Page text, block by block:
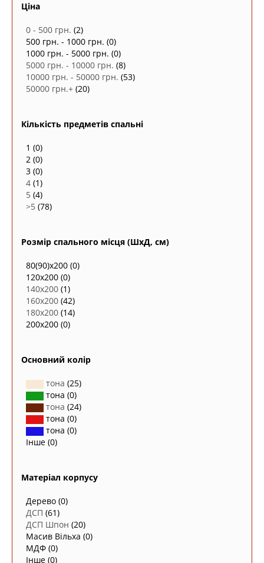
Ціна
0 - 500 грн. (2)
500 грн. - 1000 грн. (0)
1000 грн. - 5000 грн. (0)
5000 грн. - 10000 грн. (8)
10000 грн. - 50000 грн. (53)
50000 грн.+ (20)
Кількість предметів спальні
1 (0)
2 (0)
3 (0)
4 (1)
5 (4)
>5 (78)
Розмір спального місця (ШxД, см)
80(90)х200 (0)
120x200 (0)
140х200 (1)
160х200 (42)
180х200 (14)
200х200 (0)
Основний колір
тона (25)
тона (0)
тона (24)
тона (0)
тона (0)
Інше (0)
Матеріал корпусу
Дерево (0)
ДСП (61)
ДСП Шпон (20)
Масив Вільха (0)
МДФ (0)
Інше (0)